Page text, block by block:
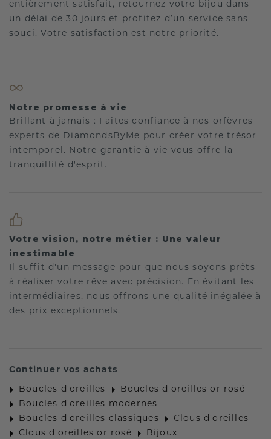
entièrement satisfait, retournez votre bijou dans
un délai de 30 jours et profitez d’un service sans
souci. Votre satisfaction est notre priorité.
Notre promesse à vie
Brillant à jamais : Faites confiance à nos orfèvres
experts de DiamondsByMe pour créer votre trésor
intemporel. Notre garantie à vie vous offre la
tranquillité d'esprit.
Votre vision, notre métier : Une valeur
inestimable
Il suffit d'un message pour que nous soyons prêts
à réaliser votre rêve avec précision. En évitant les
intermédiaires, nous offrons une qualité inégalée à
des prix exceptionnels.
Continuer vos achats
Boucles d'oreilles
Boucles d'oreilles or rosé
Boucles d'oreilles modernes
Boucles d'oreilles classiques
Clous d'oreilles
Clous d'oreilles or rosé
Bijoux